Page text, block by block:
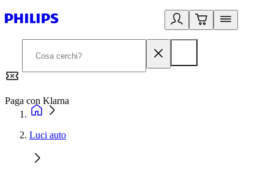
Paga con Klarna
Luci auto